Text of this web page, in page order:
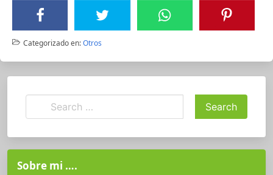
Categorizado en:Otros
Sobre mi ….